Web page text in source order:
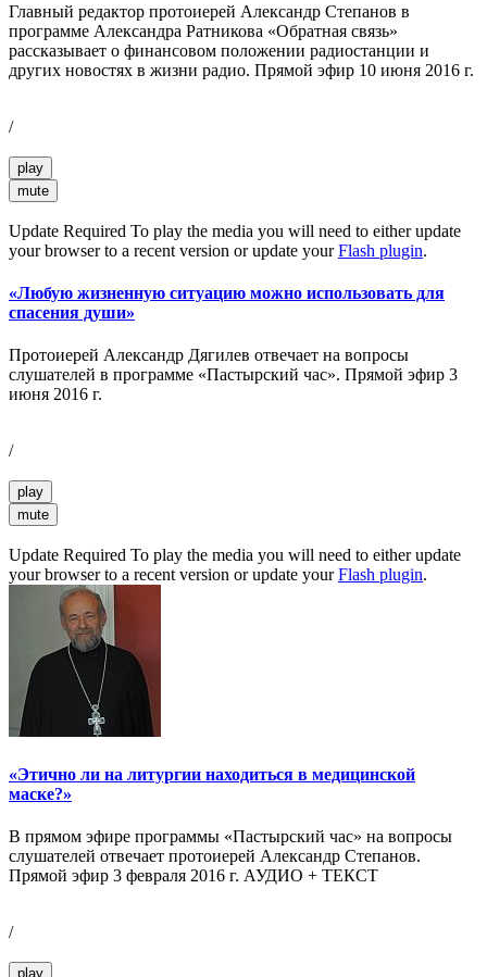
Главный редактор протоиерей Александр Степанов в
программе Александра Ратникова «Обратная связь»
рассказывает о финансовом положении радиостанции и
других новостях в жизни радио. Прямой эфир 10 июня 2016 г.
/
play
mute
Update Required To play the media you will need to either update
your browser to a recent version or update yourFlash plugin.
«Любую жизненную ситуацию можно использовать для
спасения души»
Протоиерей Александр Дягилев отвечает на вопросы
слушателей в программе «Пастырский час». Прямой эфир 3
июня 2016 г.
/
play
mute
Update Required To play the media you will need to either update
your browser to a recent version or update yourFlash plugin.
«Этично ли на литургии находиться в медицинской
маске?»
В прямом эфире программы «Пастырский час» на вопросы
слушателей отвечает протоиерей Александр Степанов.
Прямой эфир 3 февраля 2016 г. АУДИО + ТЕКСТ
/
play